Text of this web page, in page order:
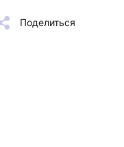
Поделиться